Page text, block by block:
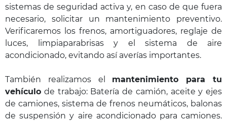
sistemas de seguridad activa y, en caso de que fuera
necesario, solicitar un mantenimiento preventivo.
Verificaremos los frenos, amortiguadores, reglaje de
luces, limpiaparabrisas y el sistema de aire
acondicionado, evitando así averías importantes.
También realizamos el mantenimiento para tu
vehículo de trabajo: Batería de camión, aceite y ejes
de camiones, sistema de frenos neumáticos, balonas
de suspensión y aire acondicionado para camiones.